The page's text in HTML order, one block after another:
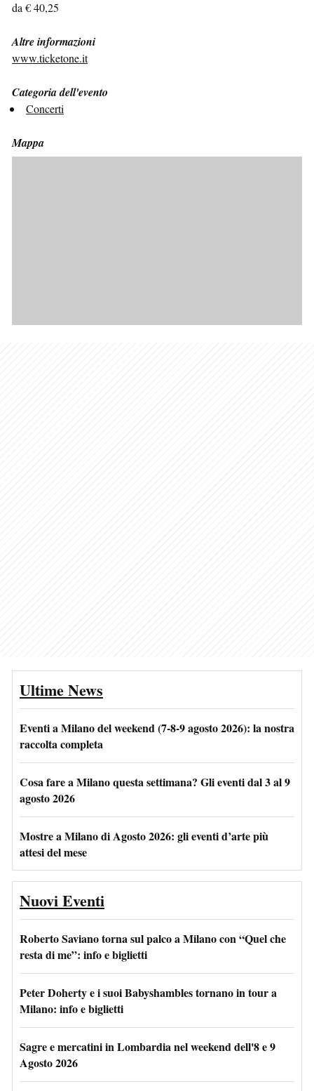
da € 40,25
Altre informazioni
www.ticketone.it
Categoria dell'evento
Concerti
Mappa
Ultime News
Eventi a Milano del weekend (7-8-9 agosto 2026): la nostra
raccolta completa
Cosa fare a Milano questa settimana? Gli eventi dal 3 al 9
agosto 2026
Mostre a Milano di Agosto 2026: gli eventi d’arte più
attesi del mese
Nuovi Eventi
Roberto Saviano torna sul palco a Milano con “Quel che
resta di me”: info e biglietti
Peter Doherty e i suoi Babyshambles tornano in tour a
Milano: info e biglietti
Sagre e mercatini in Lombardia nel weekend dell'8 e 9
Agosto 2026